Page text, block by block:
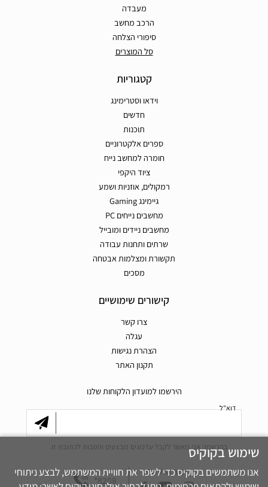
מעבדה
הרכב מחשב
סיפורי הצלחה
סל המוצרים
קטגוריות
וידאו וסטרימינג
חדשים
תוכנות
ספרים אלקטרוניים
חומרה למחשב נייח
ציוד היקפי
רמקולים, אוזניות ושמע
גיימינג Gaming
מחשבים נייחים PC
מחשבים ניידים ומובייל
שרתים ותחנות עבודה
תקשורת ומצלמות אבטחה
מסכים
קישורים שימושיים
צרו קשר
עגלה
הצהרת נגישות
תקנון האתר
הירשמו למועדון הלקוחות שלנו
דוא"ל
בהרשמה אני מאשר לקבל עדכונים מבצעים והטבות לכתובת זו.
חפשו אותנו גם
*8208
שימוש בקוקיס
אנו משתמשים בקוקיס כדי לשפר את חוויית המשתמש, לבצע ניתוחי